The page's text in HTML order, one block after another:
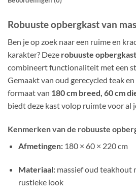
Robuuste opbergkast van
Ben je op zoek naar een ruime en
karakter? Deze robuuste
combineert functionaliteit met een
Gemaakt van oud gerecycled teak
formaat van 180 cm breed, 60 cm
biedt deze kast volop ruimte voor al
Kenmerken van de robuuste
Afmetingen:180 × 60 × 220 cm
Materiaal:massief oud teakhout
rustieke look